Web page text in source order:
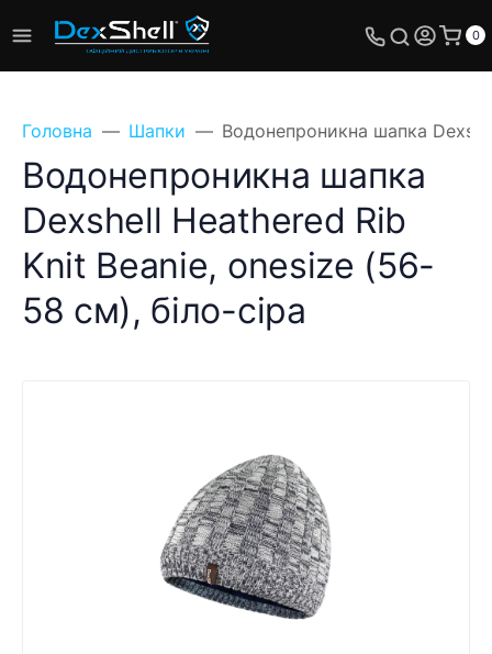
0
Головна Шапки Водонепроникна шапка
Водонепроникна шапка
Dexshell Heathered Rib
Knit Beanie, onesize (56-
58 см), біло-сіра
Поставте своє
питання, ми
обов'язково відповімо!